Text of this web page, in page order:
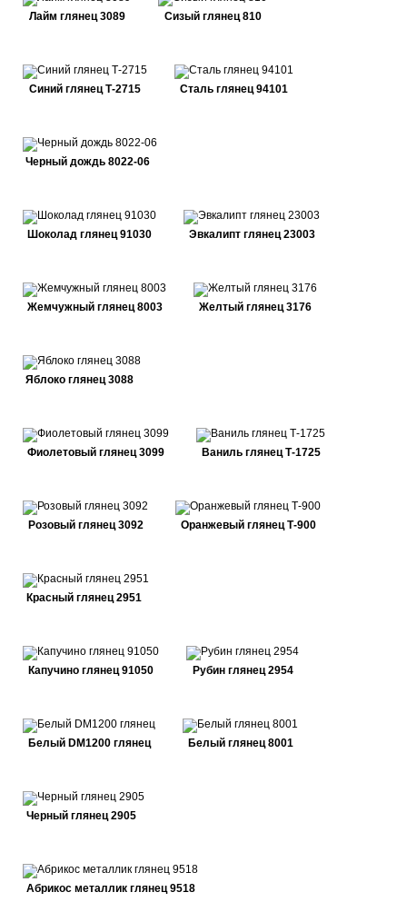
Лайм глянец 3089 Сизый глянец 810
Синий глянец Т-2715 Сталь глянец 94101
Черный дождь 8022-06
Шоколад глянец 91030 Эвкалипт глянец 23003
Жемчужный глянец 8003 Желтый глянец 3176
Яблоко глянец 3088
Фиолетовый глянец 3099 Ваниль глянец Т-1725
Розовый глянец 3092 Оранжевый глянец Т-900
Красный глянец 2951
Капучино глянец 91050 Рубин глянец 2954
Белый DM1200 глянец Белый глянец 8001
Черный глянец 2905
Абрикос металлик глянец 9518